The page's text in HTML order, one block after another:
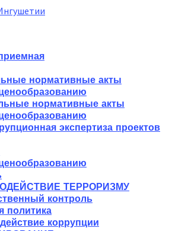
нормативные акты
нормативные акты
экспертиза проектов
ТЕРРОРИЗМУ
контроль
политика
коррупции